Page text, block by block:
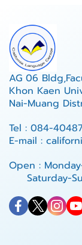
AG 06
Khon Kaen
Nai-Muang
Tel : 084-
E-mail :
Open :
Saturday-